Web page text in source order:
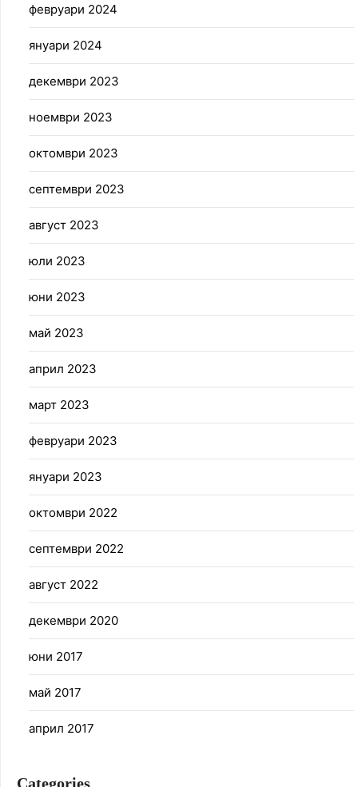
февруари 2024
януари 2024
декември 2023
ноември 2023
октомври 2023
септември 2023
август 2023
юли 2023
юни 2023
май 2023
април 2023
март 2023
февруари 2023
януари 2023
октомври 2022
септември 2022
август 2022
декември 2020
юни 2017
май 2017
април 2017
Categories